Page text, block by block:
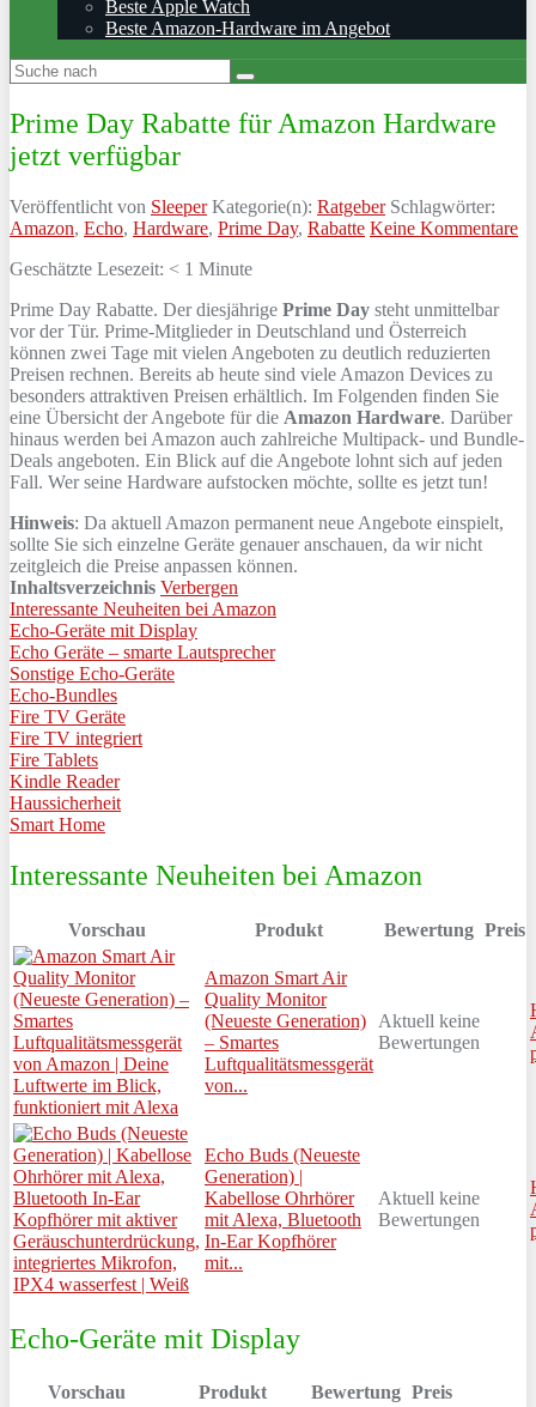
Beste Apple Watch
Beste Amazon-Hardware im Angebot
Prime Day Rabatte für Amazon Hardware
jetzt verfügbar
Veröffentlicht von Sleeper Kategorie(n): RatgeberSchlagwörter:
Amazon, Echo, Hardware, Prime Day, Rabatte Keine Kommentare
Geschätzte Lesezeit: < 1 Minute
Prime Day Rabatte. Der diesjährige Prime Day steht unmittelbar
vor der Tür. Prime-Mitglieder in Deutschland und Österreich
können zwei Tage mit vielen Angeboten zu deutlich reduzierten
Preisen rechnen. Bereits ab heute sind viele Amazon Devices zu
besonders attraktiven Preisen erhältlich. Im Folgenden finden Sie
eine Übersicht der Angebote für die Amazon Hardware. Darüber
hinaus werden bei Amazon auch zahlreiche Multipack- und Bundle-
Deals angeboten. Ein Blick auf die Angebote lohnt sich auf jeden
Fall. Wer seine Hardware aufstocken möchte, sollte es jetzt tun!
Hinweis: Da aktuell Amazon permanent neue Angebote einspielt,
sollte Sie sich einzelne Geräte genauer anschauen, da wir nicht
zeitgleich die Preise anpassen können.
Inhaltsverzeichnis Verbergen
Interessante Neuheiten bei Amazon
Echo-Geräte mit Display
Echo Geräte – smarte Lautsprecher
Sonstige Echo-Geräte
Echo-Bundles
Fire TV Geräte
Fire TV integriert
Fire Tablets
Kindle Reader
Haussicherheit
Smart Home
Interessante Neuheiten bei Amazon
Vorschau Produkt Bewertung Preis
Amazon Smart Air
Quality Monitor
(Neueste Generation)
– Smartes
Luftqualitätsmessgerät
von...
Aktuell keine
Bewertungen
Echo Buds (Neueste
Generation) |
Kabellose Ohrhörer
mit Alexa, Bluetooth
In-Ear Kopfhörer
mit...
Aktuell keine
Bewertungen
Echo-Geräte mit Display
Vorschau Produkt Bewertung Preis